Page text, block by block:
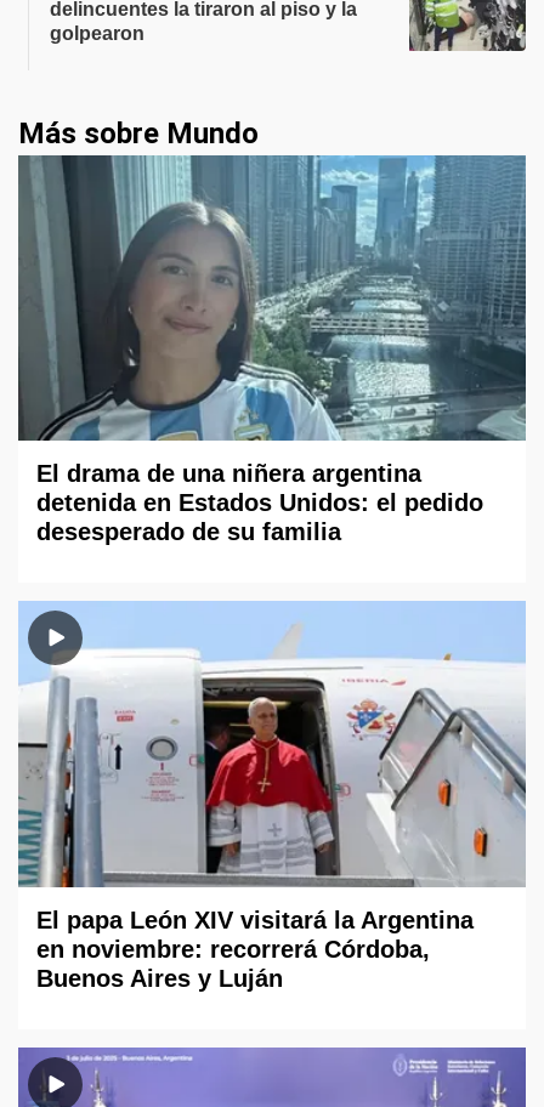
delincuentes la tiraron al piso y la
golpearon
Más sobre Mundo
El drama de una niñera argentina
detenida en Estados Unidos: el pedido
desesperado de su familia
El papa León XIV visitará la Argentina
en noviembre: recorrerá Córdoba,
Buenos Aires y Luján